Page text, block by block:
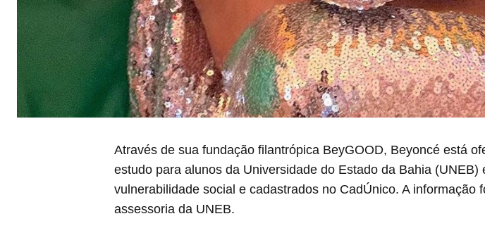
Através de sua fundação filantrópica BeyGOOD, Beyoncé está
estudo para alunos da Universidade do Estado da Bahia (UNEB)
vulnerabilidade social e cadastrados no CadÚnico. A informação
assessoria da UNEB.